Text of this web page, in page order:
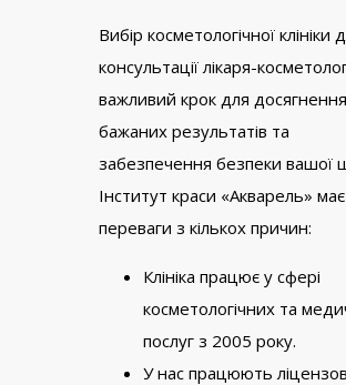
Вибір косметологічної клініки
консультації лікаря-
важливий крок для досягнення
бажаних результатів та
забезпечення безпеки вашої
Інститут краси «Акварель» має
переваги з кількох причин:
Клініка працює у сфері
косметологічних та
послуг з 2005 року.
У нас працюють